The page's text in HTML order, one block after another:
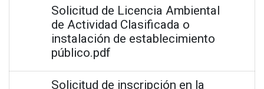
Solicitud de Licencia Ambiental
de Actividad Clasificada o
instalación de establecimiento
público.pdf
Solicitud de inscripción en la